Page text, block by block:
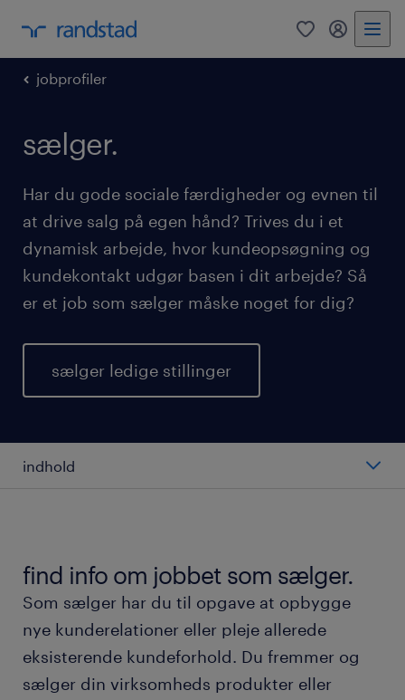
0
jobprofiler
sælger.
Har du gode sociale færdigheder og evnen til
at drive salg på egen hånd? Trives du i et
dynamisk arbejde, hvor kundeopsøgning og
kundekontakt udgør basen i dit arbejde? Så
er et job som sælger måske noget for dig?
sælger ledige stillinger
indhold
gennemsnitslønnen for en sælger
typer af sælgere
arbejdet som sælger
find info om jobbet som sælger.
Som sælger har du til opgave at opbygge
nye kunderelationer eller pleje allerede
eksisterende kundeforhold. Du fremmer og
sælger din virksomheds produkter eller